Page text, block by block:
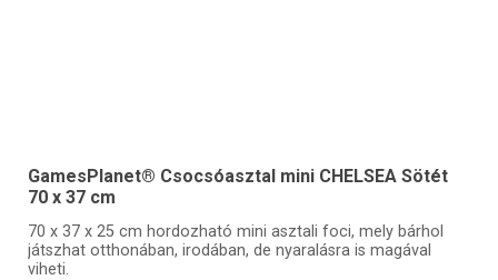
GamesPlanet® Csocsóasztal mini CHELSEA Sötét
70 x 37 cm
70 x 37 x 25 cm hordozható mini asztali foci, mely bárhol
játszhat otthonában, irodában, de nyaralásra is magával
viheti.